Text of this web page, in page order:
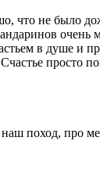
не было
в душе
просто
поход, про